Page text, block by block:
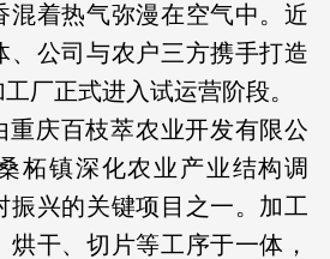
混着热气弥漫在空气中。近
、公司与农户三方携手打造
厂正式进入试运营阶段。
重庆百枝萃农业开发有限公
柘镇深化农业产业结构调
振兴的关键项目之一。加工
烘干、切片等工序于一体，